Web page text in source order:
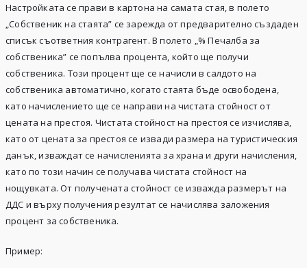
Настройката се прави в картона на самата стая, в полето
„Собственик на стаята” се зарежда от предварително създаден
списък съответния контрагент. В полето „% Печалба за
собственика” се попълва процента, който ще получи
собственика. Този процент ще се начисли в салдото на
собственика автоматично, когато стаята бъде освободена,
като начислението ще се направи на чистата стойност от
цената на престоя. Чистата стойност на престоя се изчислява,
като от цената за престоя се извади размера на туристическия
данък, изваждат се начисленията за храна и други начисления,
като по този начин се получава чистата стойност на
нощувката. От получената стойност се изважда размерът на
ДДС и върху получения резултат се начислява заложения
процент за собственика.
Пример: